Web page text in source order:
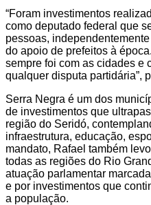
“Foram investimentos
como deputado federal que
pessoas,
do apoio de prefeitos à
sempre foi com as cidades e
qualquer disputa partidária”,
Serra Negra é um dos
de investimentos que
região do Seridó,
infraestrutura, educação,
mandato, Rafael também
todas as regiões do Rio
atuação parlamentar
e por investimentos que
a população.